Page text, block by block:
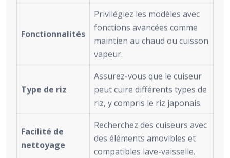
Fonctionnalités
Privilégiez les modèles avec
fonctions avancées comme
maintien au chaud ou cuisson
vapeur.
Type de riz
Assurez-vous que le cuiseur
peut cuire différents types de
riz, y compris le riz japonais.
Facilité de
nettoyage
Recherchez des cuiseurs avec
des éléments amovibles et
compatibles lave-vaisselle.